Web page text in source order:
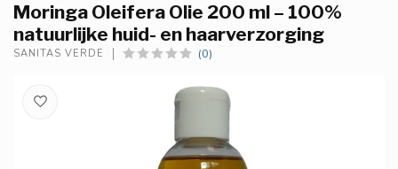
Moringa Oleifera Olie 200 ml – 100%
natuurlijke huid- en haarverzorging
SANITAS VERDE (0)